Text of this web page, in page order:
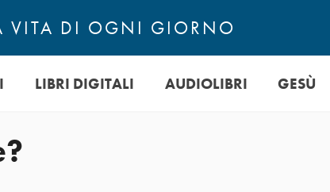
VITA DI OGNI GIORNO
LIBRI DIGITALI AUDIOLIBRI GESÙ